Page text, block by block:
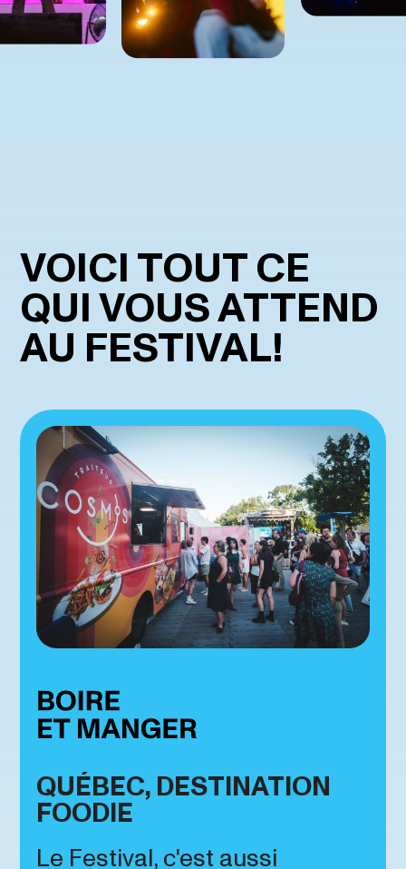
VOICI TOUT CE
QUI VOUS ATTEND
AU FESTIVAL!
QUÉBEC, DESTINATION
FOODIE
Le Festival, c'est aussi